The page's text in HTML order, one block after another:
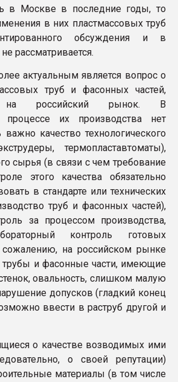
в Москве в последние годы, то
в них пластмассовых труб
обсуждения и в
рассматривается.
актуальным является вопрос о
труб и фасонных частей,
на российский рынок. В
процессе их производства нет
качество технологического
термопластавтоматы),
сырья (в связи с чем требование
этого качества обязательно
в стандарте или технических
труб и фасонных частей),
за процессом производства,
контроль готовых
на российском рынке
трубы и фасонные части, имеющие
овальность, слишком малую
допусков (гладкий конец
ввести в раструб другой и
о качестве возводимых ими
о своей репутации)
материалы (в том числе